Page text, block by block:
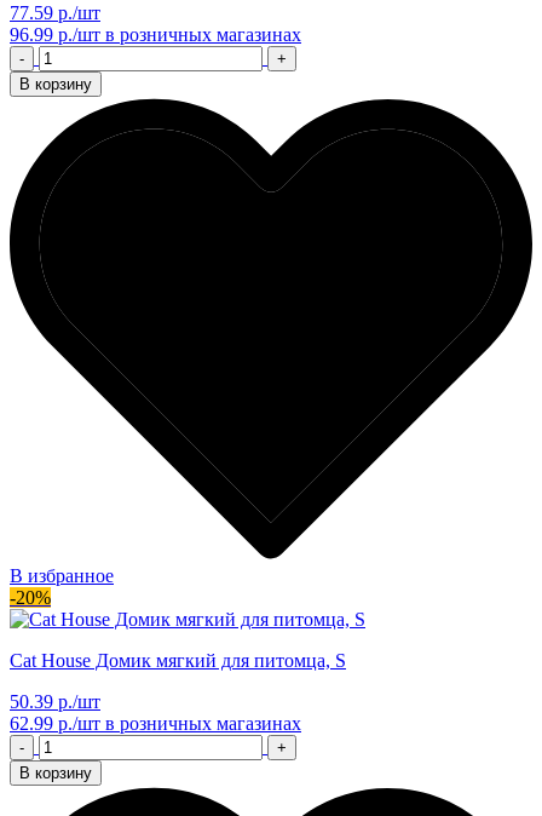
77.59 р./шт
96.99 р./шт в розничных магазинах
-
+
В корзину
В избранное
-20%
Cat House Домик мягкий для питомца, S
50.39 р./шт
62.99 р./шт в розничных магазинах
-
+
В корзину